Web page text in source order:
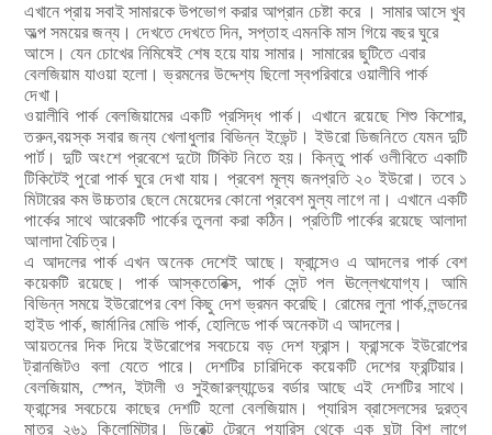
এখানে প্রায় সবাই সামারকে উপভোগ করার আপ্রান চেষ্টা করে । সামার আসে খুব
অল্প সময়ের জন্য।দেখতে দেখতে দিন, সপ্তাহ এমনকি মাস গিয়েবছর ঘুরে
আসে। যেন চোখের নিমিষেই শেষ হয়ে যায় সামার। সামারের ছুটিতে এবার
বেলজিয়াম যাওয়া হলো। ভ্রমনের উদ্দেশ্য ছিলো স্বপরিবারে ওয়ালীবি পার্ক
দেখা।
ওয়ালীবি পার্ক বেলজিয়ামের একটি প্রসিদ্ধ পার্ক। এখানে রয়েছে শিশু কিশোর,
তরুন,বয়স্ক সবার জন্য খেলাধুলার বিভিন্ন ইভেন্ট। ইউরো ডিজনিতে যেমন দুটি
পার্ট। দুটি অংশে প্রবেশে দুটো টিকিট নিতে হয়। কিন্তু পার্ক ওলীবিতে একাটি
টিকিটেই পুরো পার্ক ঘুরে দেখা যায়। প্রবেশ মূল্য জনপ্রতি ২০ ইউরো। তবে ১
মিটারের কম উচ্চতার ছেলে মেয়েদের কোনো প্রবেশ মুল্য লাগে না। এখানে একটি
পার্কের সাথে আরেকটি পার্কের তুলনা করা কঠিন। প্রতিটি পার্কের রয়েছে আলাদা
আলাদা বৈচিত্র।
এ আদলের পার্ক এখন অনেক দেশেই আছে। ফ্রান্সেও এ আদলের পার্ক বেশ
কয়েকটি রয়েছে। পার্ক আস্কতেরিক্স, পার্ক সেন্ট পল ঊল্লেখযোগ্য। আমি
বিভিন্ন সময়ে ইউরোপের বেশ কিছু দেশ ভ্রমন করেছি।রোমের লুনা পার্ক,লন্ডনের
হাইড পার্ক, জার্মানির মোভি পার্ক, হোলিডে পার্ক অনেকটা এ আদলের।
আয়তনের দিক দিয়ে ইউরোপের সবচেয়ে বড় দেশ ফ্রান্স। ফ্রান্সকে ইউরোপের
ট্রানজিটও বলা যেতে পারে। দেশটির চারিদিকে কয়েকটি দেশের ফ্রন্টিয়ার।
বেলজিয়াম, স্পেন, ইটালী ও সুইজারল্যান্ডের বর্ডার আছে এই দেশটির সাথে।
ফ্রান্সের সবচেয়ে কাছের দেশটি হলো বেলজিয়াম। প্যারিস ব্রাসেলসের দুরত্ব
মাত্র ২৬১কিলোমিটার। ডিরেক্ট ট্রেনে প্যারিস থেকে এক ঘন্টা বিশ লাগে